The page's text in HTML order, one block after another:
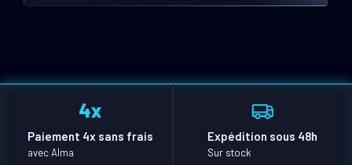
Paiement 4x sans frais
avec Alma
Expédition sous 48h
Sur stock